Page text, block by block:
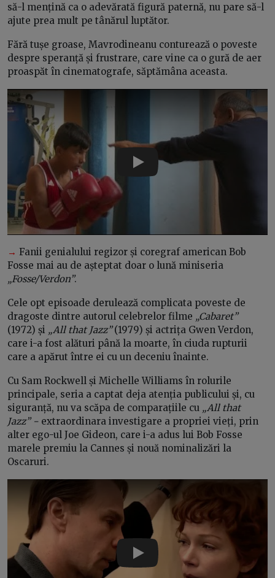
să-l mențină ca o adevărată figură paternă, nu pare să-l
ajute prea mult pe tânărul luptător.
Fără tușe groase, Mavrodineanu conturează o poveste
despre speranță și frustrare, care vine ca o gură de aer
proaspăt în cinematografe, săptămâna aceasta.
Play
→ Fanii genialului regizor și coregraf american Bob
Fosse mai au de așteptat doar o lună miniseria
„Fosse/Verdon”.
Cele opt episoade derulează complicata poveste de
dragoste dintre autorul celebrelor filme „Cabaret”
(1972) și „All that Jazz”(1979) și actrița Gwen Verdon,
care i-a fost alături până la moarte, în ciuda rupturii
care a apărut între ei cu un deceniu înainte.
Cu Sam Rockwell și Michelle Williams în rolurile
principale, seria a captat deja atenția publicului și, cu
siguranță, nu va scăpa de comparațiile cu „All that
Jazz” − extraordinara investigare a propriei vieți, prin
alter ego-ul Joe Gideon, care i-a adus lui Bob Fosse
marele premiu la Cannes și nouă nominalizări la
Oscaruri.
Play